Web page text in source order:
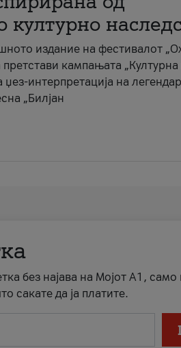
културно
издание на фестивалот
кампањата „Културна
интерпретација на
„Билјан
без најава на Мојот А1, само
сакате да ја платите.